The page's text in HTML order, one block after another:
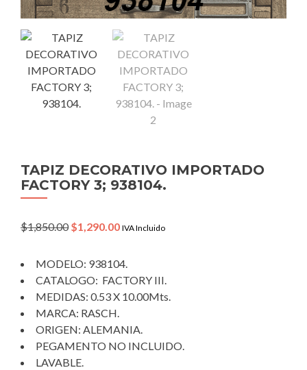
TAPIZ DECORATIVO IMPORTADO
FACTORY 3; 938104.
$1,850.00 Original
$1,850.00.
$1,290.00Current
$1,290.00.
IVA Incluido
MODELO: 938104.
CATALOGO: FACTORY III.
MEDIDAS: 0.53 X 10.00Mts.
MARCA: RASCH.
ORIGEN: ALEMANIA.
PEGAMENTO NO INCLUIDO.
LAVABLE.